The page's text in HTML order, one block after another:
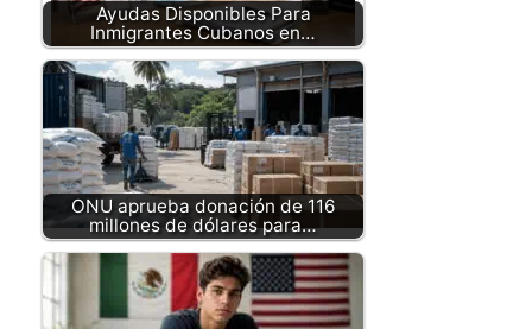
Ayudas Disponibles Para
Inmigrantes Cubanos en…
ONU aprueba donación de 116
millones de dólares para…